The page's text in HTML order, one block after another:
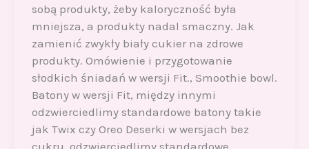
sobą produkty, żeby kaloryczność była
mniejsza, a produkty nadal smaczny. Jak
zamienić zwykły biały cukier na zdrowe
produkty. Omówienie i przygotowanie
słodkich śniadań w wersji Fit., Smoothie bowl.
Batony w wersji Fit, między innymi
odzwierciedlimy standardowe batony takie
jak Twix czy Oreo Deserki w wersjach bez
cukru, odzwierciedlimy standardowe